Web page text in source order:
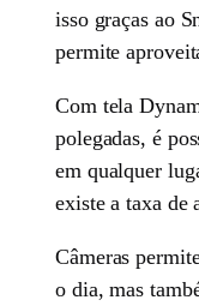
isso graças ao
permite
Com tela
polegadas, é
em qualquer
existe a taxa de
Câmeras
o dia, mas